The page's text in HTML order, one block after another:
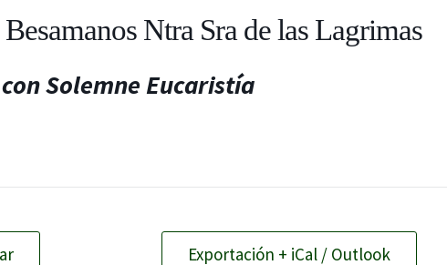
Ntra Sra de las Lagrimas
SolemneEucaristía
Exportación + iCal / Outlook